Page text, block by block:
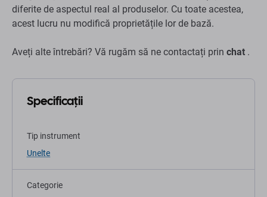
diferite de aspectul real al produselor. Cu toate acestea,
acest lucru nu modifică proprietățile lor de bază.
Aveți alte întrebări? Vă rugăm să ne contactați prin chat .
Specificații
Tip instrument
Unelte
Categorie